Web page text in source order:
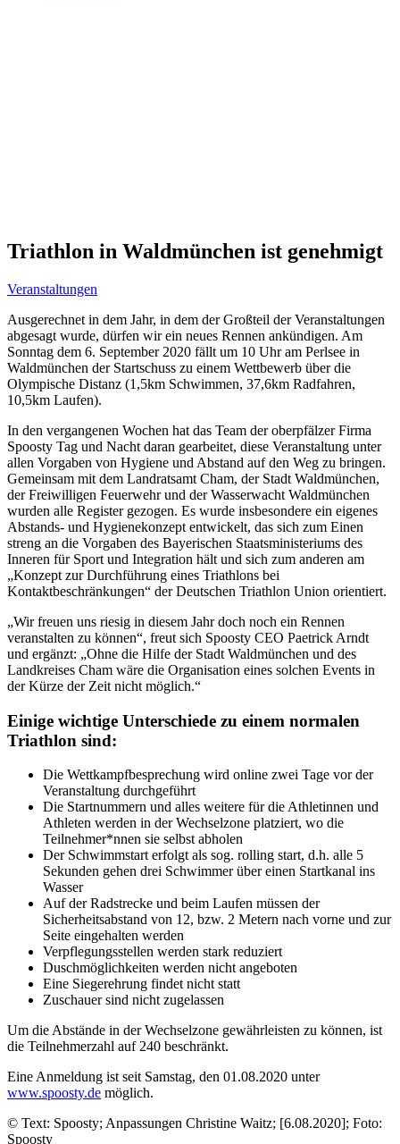
Triathlon in Waldmünchen ist genehmigt
Veranstaltungen
Ausgerechnet in dem Jahr, in dem der Großteil der Veranstaltungen
abgesagt wurde, dürfen wir ein neues Rennen ankündigen. Am
Sonntag dem 6. September 2020 fällt um 10 Uhr am Perlsee in
Waldmünchen der Startschuss zu einem Wettbewerb über die
Olympische Distanz (1,5km Schwimmen, 37,6km Radfahren,
10,5km Laufen).
In den vergangenen Wochen hat das Team der oberpfälzer Firma
Spoosty Tag und Nacht daran gearbeitet, diese Veranstaltung unter
allen Vorgaben von Hygiene und Abstand auf den Weg zu bringen.
Gemeinsam mit dem Landratsamt Cham, der Stadt Waldmünchen,
der Freiwilligen Feuerwehr und der Wasserwacht Waldmünchen
wurden alle Register gezogen. Es wurde insbesondere ein eigenes
Abstands- und Hygienekonzept entwickelt, das sich zum Einen
streng an die Vorgaben des Bayerischen Staatsministeriums des
Inneren für Sport und Integration hält und sich zum anderen am
„Konzept zur Durchführung eines Triathlons bei
Kontaktbeschränkungen“ der Deutschen Triathlon Union orientiert.
„Wir freuen uns riesig in diesem Jahr doch noch ein Rennen
veranstalten zu können“, freut sich Spoosty CEO Paetrick Arndt
und ergänzt: „Ohne die Hilfe der Stadt Waldmünchen und des
Landkreises Cham wäre die Organisation eines solchen Events in
der Kürze der Zeit nicht möglich.“
Einige wichtige Unterschiede zu einem normalen
Triathlon sind:
Die Wettkampfbesprechung wird online zwei Tage vor der
Veranstaltung durchgeführt
Die Startnummern und alles weitere für die Athletinnen und
Athleten werden in der Wechselzone platziert, wo die
Teilnehmer*nnen sie selbst abholen
Der Schwimmstart erfolgt als sog. rolling start, d.h. alle 5
Sekunden gehen drei Schwimmer über einen Startkanal ins
Wasser
Auf der Radstrecke und beim Laufen müssen der
Sicherheitsabstand von 12, bzw. 2 Metern nach vorne und zur
Seite eingehalten werden
Verpflegungsstellen werden stark reduziert
Duschmöglichkeiten werden nicht angeboten
Eine Siegerehrung findet nicht statt
Zuschauer sind nicht zugelassen
Um die Abstände in der Wechselzone gewährleisten zu können, ist
die Teilnehmerzahl auf 240 beschränkt.
Eine Anmeldung ist seit Samstag, den 01.08.2020 unter
www.spoosty.de möglich.
© Text: Spoosty; Anpassungen Christine Waitz; [6.08.2020]; Foto:
Spoosty